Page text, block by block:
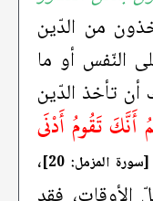
من الدّين
النّفس أو ما
تأخذ الدّين
تَقُومُ أَدْنَى
[سورة المزمل: 20]
،